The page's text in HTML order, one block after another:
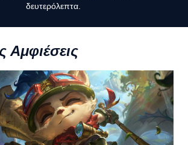
δευτερόλεπτα.
Αμφιέσεις